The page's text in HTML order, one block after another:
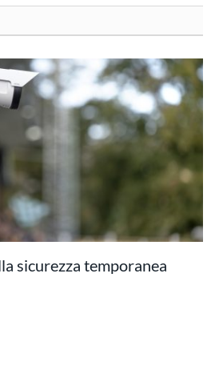
sicurezza temporanea